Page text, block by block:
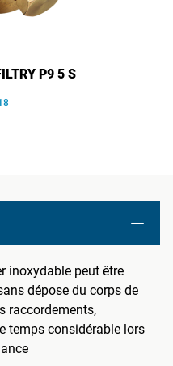
P9 5 S
inoxydable peut être
dépose du corps de
raccordements,
temps considérable lors